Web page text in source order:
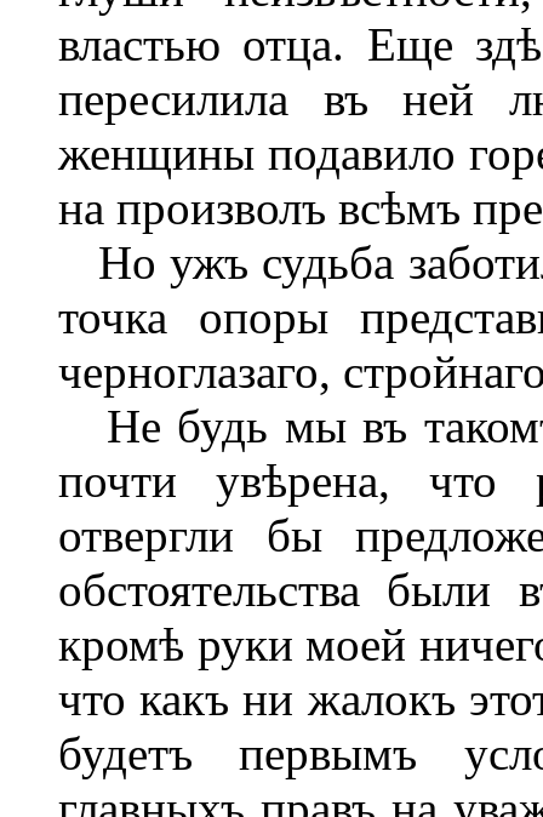
властью отца. Еще
пересилила въ ней
женщины подавило
на произволъ всѣмъ
Но ужъ судьба
точка опоры
черноглазаго,
Не будь мы въ
почти увѣрена, что
отвергли бы
обстоятельства
кромѣ руки моей
что какъ ни жалокъ
будетъ первымъ